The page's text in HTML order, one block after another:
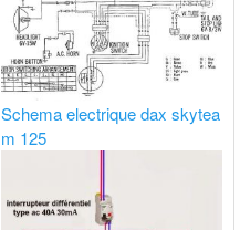
Schema electrique dax skytea
m 125